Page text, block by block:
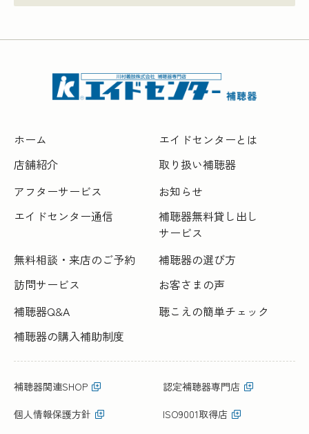
ホーム
エイドセンターとは
店舗紹介
取り扱い補聴器
アフターサービス
お知らせ
エイドセンター通信
補聴器無料貸し出し
サービス
無料相談・来店のご予約
補聴器の選び方
訪問サービス
お客さまの声
補聴器Q&A
聴こえの簡単チェック
補聴器の購入補助制度
補聴器関連SHOP
認定補聴器専門店
個人情報保護方針
ISO9001取得店